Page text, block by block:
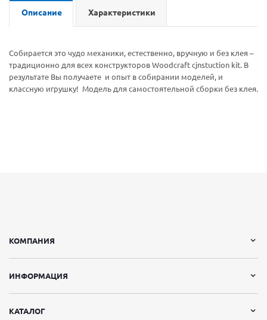
Описание Характеристики
Собирается это чудо механики, естественно, вручную и без клея –
традиционно для всех конструкторов Woodcraft cjnstuction kit. В
результате Вы получаете и опыт в собирании моделей, и
классную игрушку! Модель для самостоятельной сборки без клея.
КОМПАНИЯ
ИНФОРМАЦИЯ
КАТАЛОГ